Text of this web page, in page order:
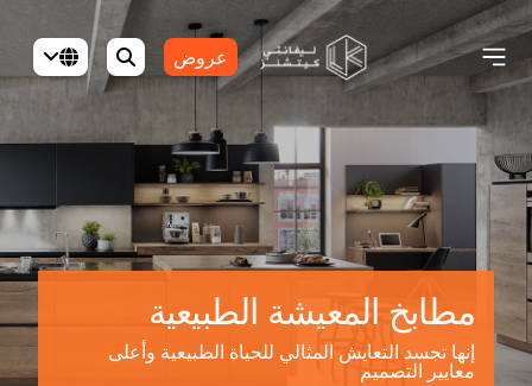
عروض
مطابخ المعيشة الطبيعية
إنها تجسد التعايش المثالي للحياة الطبيعية وأعلى
معايير التصميم